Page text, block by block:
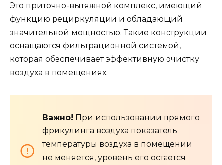
Это приточно-вытяжной комплекс, имеющий
функцию рециркуляции и обладающий
значительной мощностью. Такие конструкции
оснащаются фильтрационной системой,
которая обеспечивает эффективную очистку
воздуха в помещениях.
Важно! При использовании прямого
фрикулинга воздуха показатель
температуры воздуха в помещении
не меняется, уровень его остается